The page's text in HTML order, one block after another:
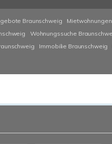
Braunschweig
Wohnungssuche
Immobilie Braunschweig